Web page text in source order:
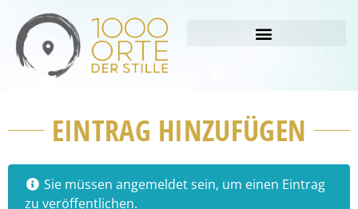
EINTRAG HINZUFÜGEN
Sie müssen angemeldet sein, um einen Eintrag
zu veröffentlichen.